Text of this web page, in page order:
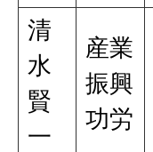
清
水
賢
一
産業
振興
功労